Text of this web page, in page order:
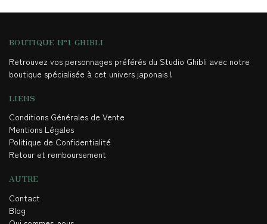
BOUTIQUE N°1 GHIBLI
Retrouvez vos personnages préférés du Studio Ghibli avec notre
boutique spécialisée à cet univers japonais !
LIENS
Conditions Générales de Vente
Mentions Légales
Politique de Confidentialité
Retour et remboursement
AUTRE
Contact
Blog